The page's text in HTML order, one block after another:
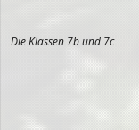
Die Klassen 7b und 7c